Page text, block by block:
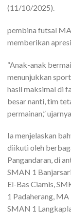
(11/10/2025).
pembina futsal
memberikan
“Anak-anak
menunjukkan
hasil maksimal di
besar nanti, tim
permainan,” ujarnya.
Ia menjelaskan
diikuti oleh
Pangandaran, di
SMAN 1
El-Bas Ciamis,
1 Padaherang,
SMAN 1